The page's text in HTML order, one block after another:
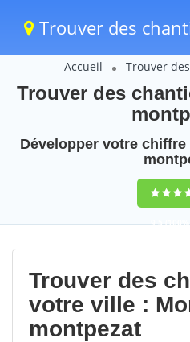
Trouver des
Accueil Trouver
Trouver des
Développer votre
9,5
votes
Trouver des
votre ville :
montpezat